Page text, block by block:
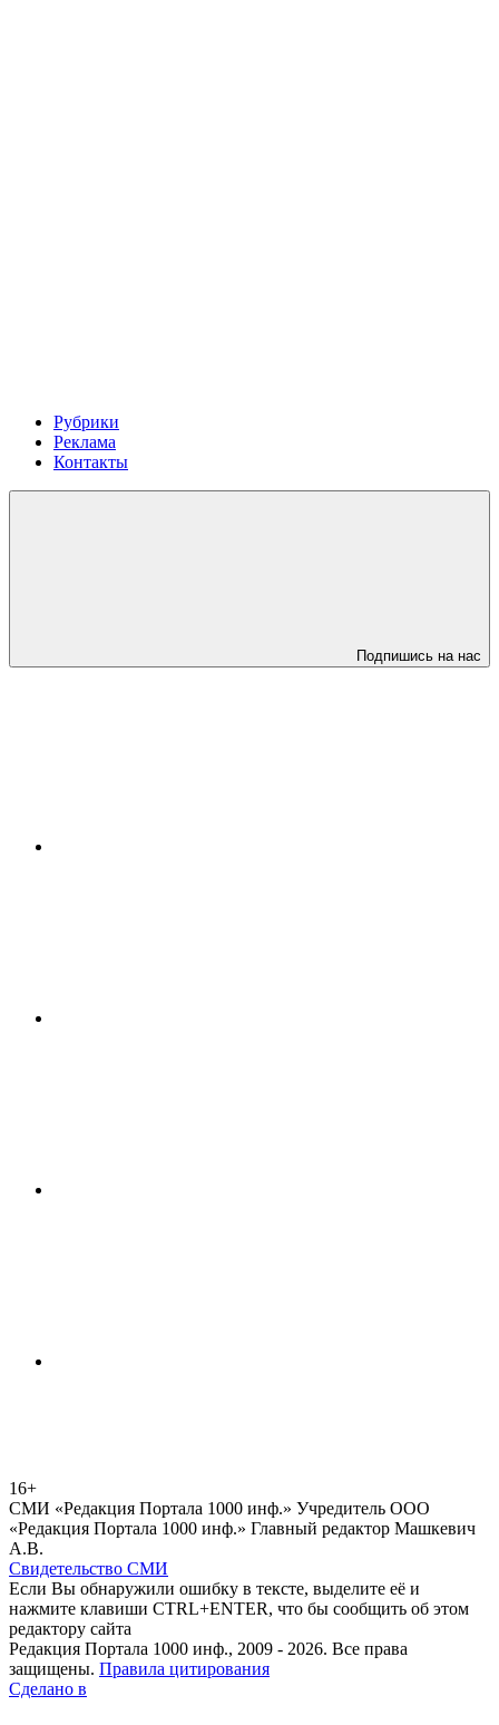
Рубрики
Реклама
Контакты
Подпишись на нас
16+
СМИ «Редакция Портала 1000 инф.» Учредитель ООО
«Редакция Портала 1000 инф.» Главный редактор Машкевич
А.В.
Свидетельство СМИ
Если Вы обнаружили ошибку в тексте, выделите её и
нажмите клавиши CTRL+ENTER, что бы сообщить об этом
редактору сайта
Редакция Портала 1000 инф., 2009 - 2026. Все права
защищены. Правила цитирования
Сделано в